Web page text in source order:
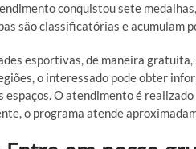
conquistou sete
são classificatórias e acumulam
esportivas, de maneira
o interessado pode obter
O atendimento é
o programa atende